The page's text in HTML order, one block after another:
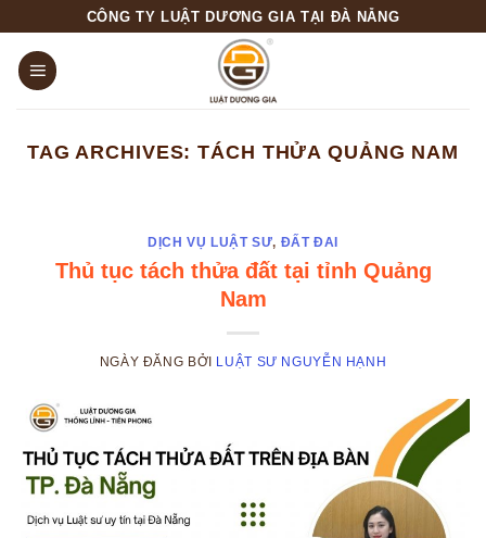
content
CÔNG TY LUẬT DƯƠNG GIA TẠI ĐÀ NẴNG
TAG ARCHIVES:TÁCH THỬA QUẢNG NAM
DỊCH VỤ LUẬT SƯ, ĐẤT ĐAI
Thủ tục tách thửa đất tại tỉnh Quảng
Nam
NGÀY ĐĂNG BỞI LUẬT SƯ NGUYỄN HẠNH